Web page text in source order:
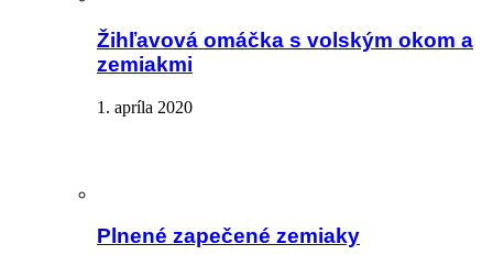
Žihľavová omáčka s volským okom a
zemiakmi
1. apríla 2020
Plnené zapečené zemiaky